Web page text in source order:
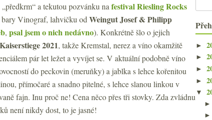
a tekutou pozvánku na festival Riesling Rocks
Vinograf, lahvičku od Weingut Josef & Philipp
, psal jsem o nich nedávno). Konkrétně šlo o jejich
2021, takže Kremstal, nerez a víno okamžitě
pár let ležet a vyvíjet se. V aktuální podobně víno
do peckovin (meruňky) a jablka s lehce kořenitou
přímočaré a snadno pitelné, s lehce slanou linkou v
fajn. Inu proč ne! Cena něco přes tři stovky. Zda zvládnu
není nikdy dost, to je jasné!
►
►
►
►
▼